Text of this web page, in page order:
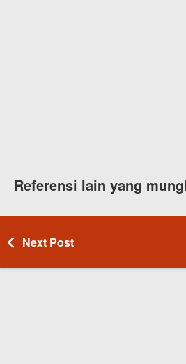
Referensi lain yang
Next Post